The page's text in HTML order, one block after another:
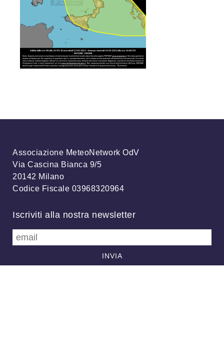
Associazione MeteoNetwork OdV
Via Cascina Bianca 9/5
20142 Milano
Codice Fiscale 03968320964
Iscriviti alla nostra newsletter